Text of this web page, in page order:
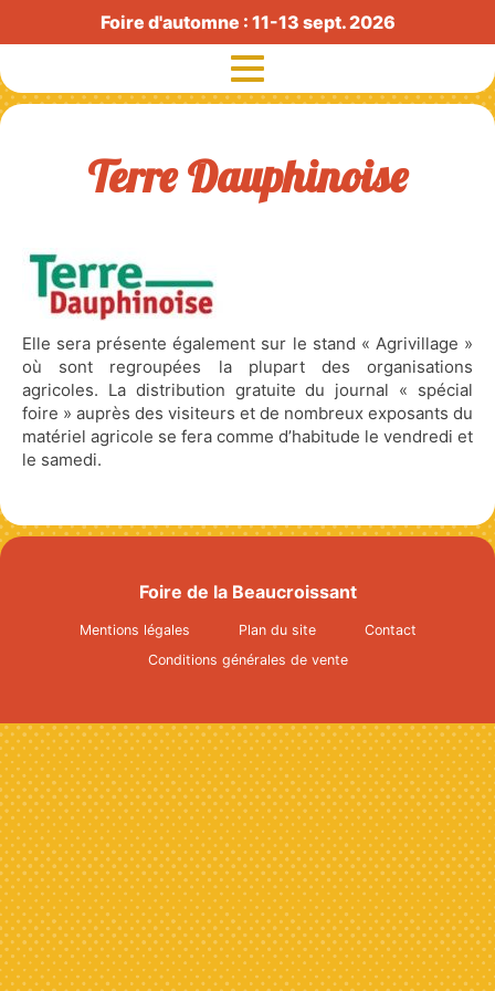
Foire d'automne : 11-13 sept. 2026
Exposants
Histoire
Radio Foire
Exposants agricoles
Partenaires
Actualités
Info & Accès
Terre Dauphinoise
Elle sera présente également sur le stand « Agrivillage »
où sont regroupées la plupart des organisations
agricoles. La distribution gratuite du journal « spécial
foire » auprès des visiteurs et de nombreux exposants du
matériel agricole se fera comme d’habitude le vendredi et
le samedi.
Foire de la Beaucroissant
Mentions légales Plan du site
Contact
Conditions générales de vente